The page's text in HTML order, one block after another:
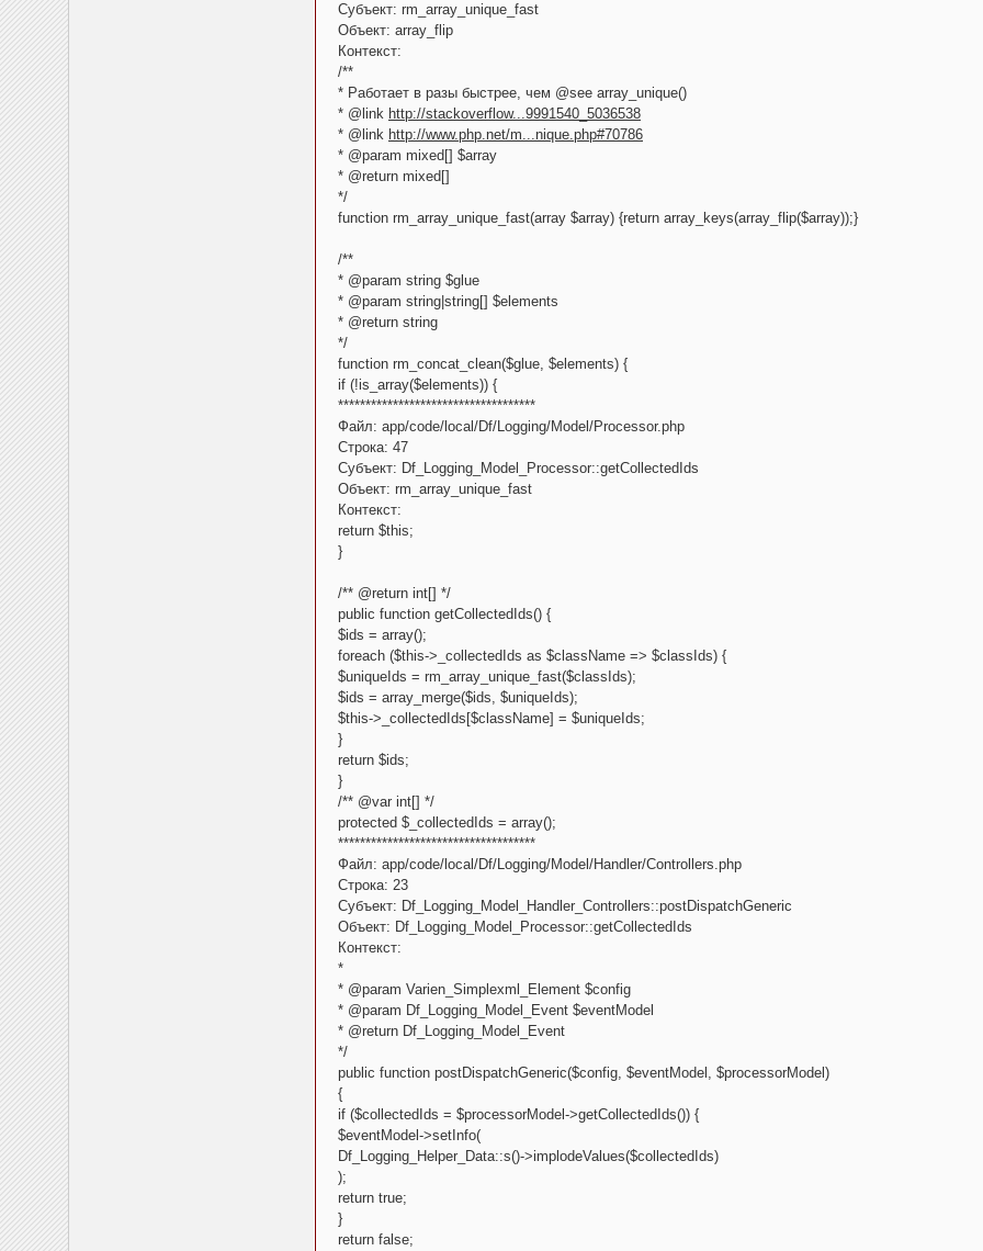
Субъект: rm_array_unique_fast
Объект: array_flip
Контекст:
/**
* Работает в разы быстрее, чем @see array_unique()
* @link http://stackoverflow...9991540_5036538
* @link http://www.php.net/m...nique.php#70786
* @param mixed[] $array
* @return mixed[]
*/
function rm_array_unique_fast(array $array) {return array_keys(array_flip($array));}
/**
* @param string $glue
* @param string|string[] $elements
* @return string
*/
function rm_concat_clean($glue, $elements) {
if (!is_array($elements)) {
************************************
Файл: app/code/local/Df/Logging/Model/Processor.php
Строка: 47
Субъект: Df_Logging_Model_Processor::getCollectedIds
Объект: rm_array_unique_fast
Контекст:
return $this;
}
/** @return int[] */
public function getCollectedIds() {
$ids = array();
foreach ($this->_collectedIds as $className => $classIds) {
$uniqueIds = rm_array_unique_fast($classIds);
$ids = array_merge($ids, $uniqueIds);
$this->_collectedIds[$className] = $uniqueIds;
}
return $ids;
}
/** @var int[] */
protected $_collectedIds = array();
************************************
Файл: app/code/local/Df/Logging/Model/Handler/Controllers.php
Строка: 23
Субъект: Df_Logging_Model_Handler_Controllers::postDispatchGeneric
Объект: Df_Logging_Model_Processor::getCollectedIds
Контекст:
*
* @param Varien_Simplexml_Element $config
* @param Df_Logging_Model_Event $eventModel
* @return Df_Logging_Model_Event
*/
public function postDispatchGeneric($config, $eventModel, $processorModel)
{
if ($collectedIds = $processorModel->getCollectedIds()) {
$eventModel->setInfo(
Df_Logging_Helper_Data::s()->implodeValues($collectedIds)
);
return true;
}
return false;